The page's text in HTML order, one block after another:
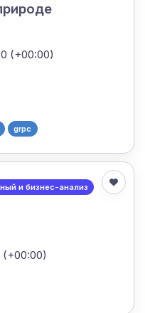
(+00:00)
grpc
и бизнес-анализ
(+00:00)